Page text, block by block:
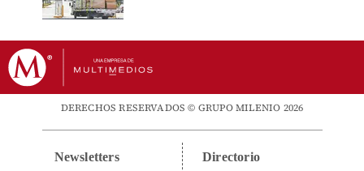
DERECHOS RESERVADOS © GRUPO MILENIO 2026
Newsletters Directorio